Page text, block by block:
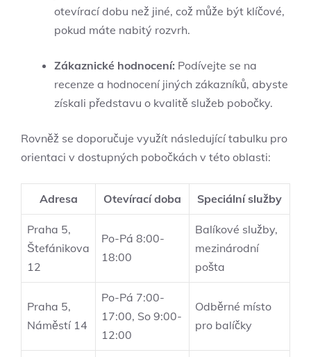
otevírací dobu než jiné, což může být klíčové,
pokud máte nabitý rozvrh.
Zákaznické hodnocení: Podívejte se na
recenze a hodnocení jiných zákazníků, abyste
získali představu o kvalitě služeb pobočky.
Rovněž se doporučuje využít následující tabulku pro
orientaci v dostupných pobočkách v této oblasti:
Adresa Otevírací doba Speciální služby
Praha 5,
Štefánikova
12
Po-Pá 8:00-
18:00
Balíkové služby,
mezinárodní
pošta
Praha 5,
Náměstí 14
Po-Pá 7:00-
17:00, So 9:00-
12:00
Odběrné místo
pro balíčky